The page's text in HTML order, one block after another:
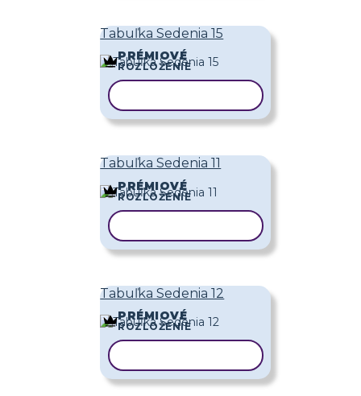
Tabuľka Sedenia 15
PRÉMIOVÉ
ROZLOŽENIE
Tabuľka Sedenia 11
PRÉMIOVÉ
ROZLOŽENIE
Tabuľka Sedenia 12
PRÉMIOVÉ
ROZLOŽENIE